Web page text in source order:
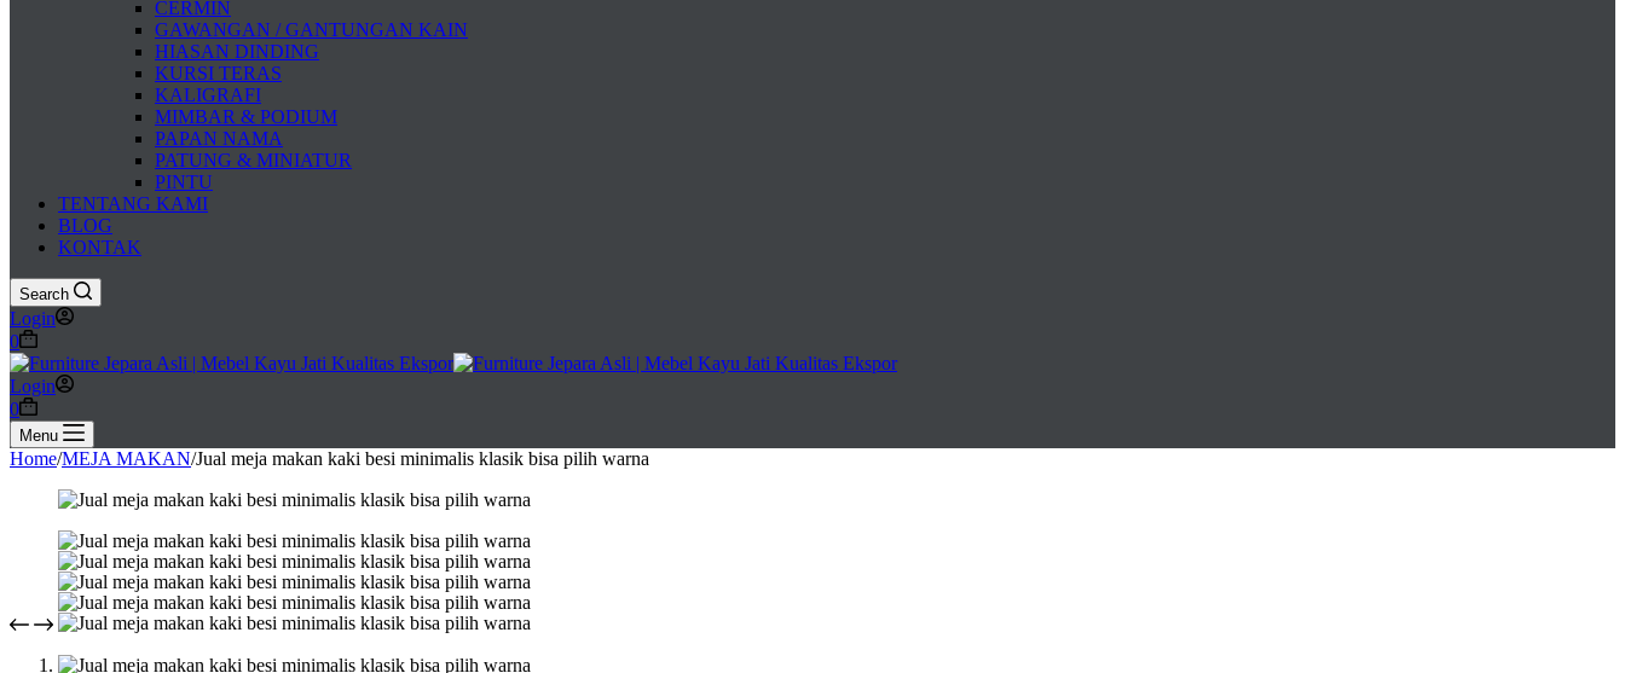
CERMIN
GAWANGAN / GANTUNGAN KAIN
HIASAN DINDING
KURSI TERAS
KALIGRAFI
MIMBAR & PODIUM
PAPAN NAMA
PATUNG & MINIATUR
PINTU
TENTANG KAMI
BLOG
KONTAK
Search
Login
Shopping
cart
0
Login
Shopping
cart
0
Menu
Home/MEJA MAKAN/Jual meja makan kaki besi minimalis klasik bisa pilih warna